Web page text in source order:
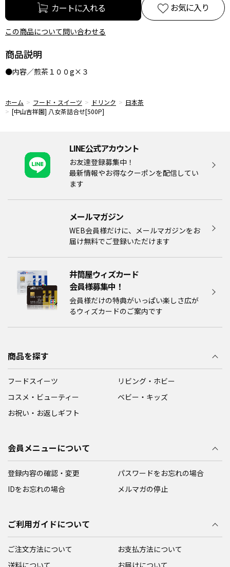
お気に入り
この商品について問い合わせる
商品説明
●内容／煎茶１００g×３
ホーム フード・スイーツ ドリンク
日本茶
[中山吉祥園] 八女茶詰合せ[500P]
LINE公式アカウント
お友達登録募集中！
最新情報やお得なクーポンを配信してい
ます
メールマガジン​
WEB会員様だけに、メールマガジンをお
届け無料でご登録いただけます
井筒屋ウィズカード
会員様募集中！​​
会員様だけの特典がいっぱい楽しさ広が
るウィズカードのご案内です
商品を探す
フードスイーツ
リビング・ホビー
コスメ・ビューティー
ベビー・キッズ
お祝い・お返しギフト
会員メニューについて
登録内容の確認・変更
パスワードをお忘れの場合
IDをお忘れの場合
メルマガの停止
ご利用ガイドについて
ご注文方法について
お支払方法について